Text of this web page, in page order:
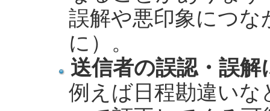
誤解や悪印象につ
に）。
送信者の誤認・誤
例えば日程勘違いな